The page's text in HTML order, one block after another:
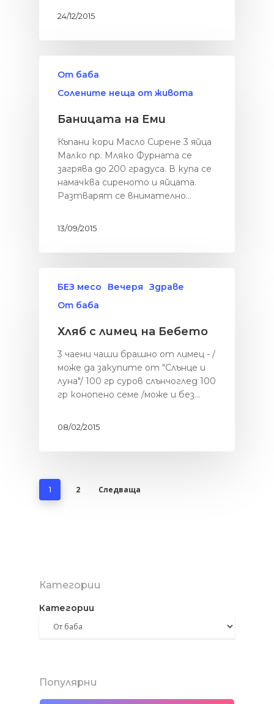
24/12/2015
От баба
Солените неща от живота
Баницата на Еми
Къпани кори Масло Сирене 3 яйца
Малко пр. Мляко Фурната се
загрява до 200 градуса. В купа се
намачква сиреното и яйцата.
Разтварят се внимателно…
13/09/2015
БЕЗ месо Вечеря
Здраве
От баба
Хляб с лимец на Бебето
3 чаени чаши брашно от лимец - /
може да закупите от "Слънце и
луна"/ 100 гр суров слънчоглед 100
гр конопено семе /може и без…
08/02/2015
1 2 Следваща
Категории
Категории
Популярни